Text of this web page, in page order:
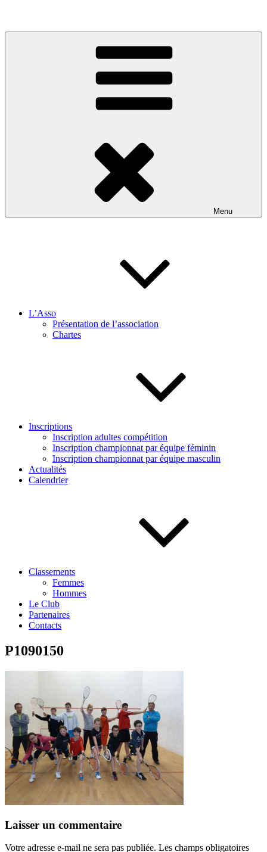
Menu
L’Asso
Présentation de l’association
Chartes
Inscriptions
Inscription adultes compétition
Inscription championnat par équipe féminin
Inscription championnat par équipe masculin
Actualités
Calendrier
Classements
Femmes
Hommes
Le Club
Partenaires
Contacts
P1090150
Laisser un commentaire
Votre adresse e-mail ne sera pas publiée. Les champs obligatoires